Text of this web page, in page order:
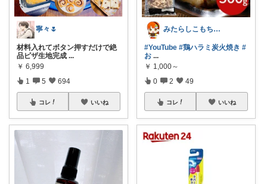
寧々🌷
材料入れてボタン押すだけで絶
品ピザ生地完成 ...
￥ 6,999
1 5 694
コレ いいね
みたらしこもちさん
#YouTube #鶏ハラミ炭火焼き #
お ...
￥ 1,000～
0 2 49
コレ いいね